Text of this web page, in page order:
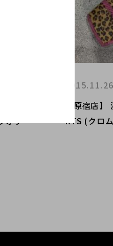
ォッチ
【原宿店
RTS (クロ
2015.11.26